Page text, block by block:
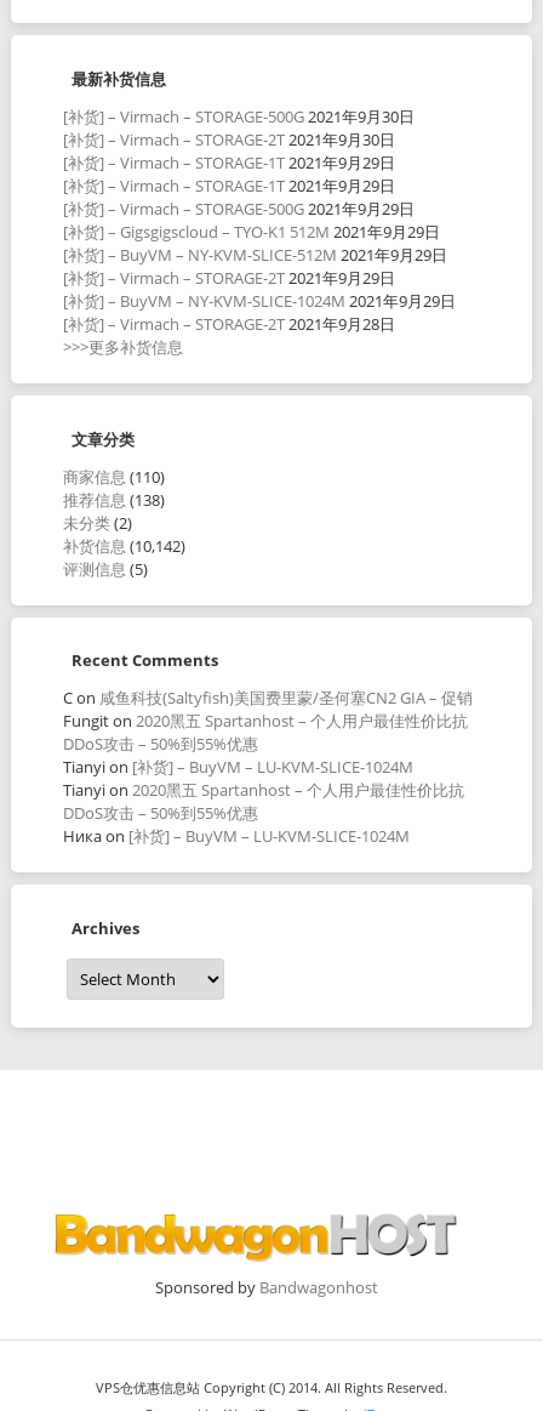
最新补货信息
[补货] – Virmach – STORAGE-500G2021年9月30日
[补货] – Virmach – STORAGE-2T2021年9月30日
[补货] – Virmach – STORAGE-1T2021年9月29日
[补货] – Virmach – STORAGE-1T2021年9月29日
[补货] – Virmach – STORAGE-500G2021年9月29日
[补货] – Gigsgigscloud – TYO-K1 512M 2021年9月29日
[补货] – BuyVM – NY-KVM-SLICE-512M 2021年9月29日
[补货] – Virmach – STORAGE-2T2021年9月29日
[补货] – BuyVM – NY-KVM-SLICE-1024M 2021年9月29日
[补货] – Virmach – STORAGE-2T2021年9月28日
>>>更多补货信息
文章分类
商家信息 (110)
推荐信息 (138)
未分类(2)
补货信息 (10,142)
评测信息 (5)
Recent Comments
Con 咸鱼科技(Saltyfish)美国费里蒙/圣何塞CN2 GIA – 促销
Fungiton 2020黑五 Spartanhost – 个人用户最佳性价比抗
DDoS攻击 – 50%到55%优惠
Tianyion [补货] – BuyVM – LU-KVM-SLICE-1024M
Tianyion 2020黑五 Spartanhost – 个人用户最佳性价比抗
DDoS攻击 – 50%到55%优惠
Никаon [补货] – BuyVM – LU-KVM-SLICE-1024M
Archives
Archives
Sponsored by Bandwagonhost
VPS仓优惠信息站 Copyright (C) 2014. All Rights Reserved.